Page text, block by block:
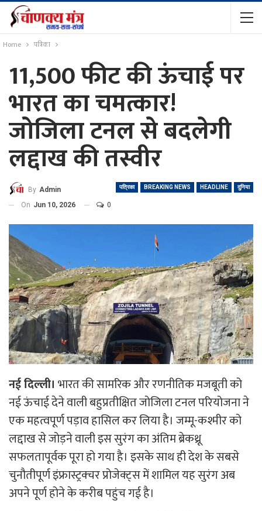
Home पत्रिका
11,500 फीट की ऊंचाई पर
भारत का चमत्कार!
जोजिला टनल से बदलेगी
लद्दाख की तस्वीर
पत्रिका BREAKING NEWS HEADLINE दुनिया
By Admin
On Jun 10, 2026 0
नई दिल्ली। भारत की सामरिक और रणनीतिक मजबूती को
नई ऊंचाई देने वाली बहुप्रतीक्षित जोजिला टनल परियोजना ने
एक महत्वपूर्ण पड़ाव हासिल कर लिया है। जम्मू-कश्मीर को
लद्दाख से जोड़ने वाली इस सुरंग का अंतिम ब्रेकथ्रू
सफलतापूर्वक पूरा हो गया है। इसके साथ ही देश के सबसे
चुनौतीपूर्ण इंफ्रास्ट्रक्चर प्रोजेक्ट्स में शामिल यह सुरंग अब
अपने पूर्ण होने के करीब पहुंच गई है।